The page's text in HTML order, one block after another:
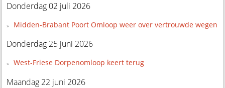
Donderdag 02 juli 2026
Midden-Brabant Poort Omloop weer over vertrouwde wegen
Donderdag 25 juni 2026
West-Friese Dorpenomloop keert terug
Maandag 22 juni 2026